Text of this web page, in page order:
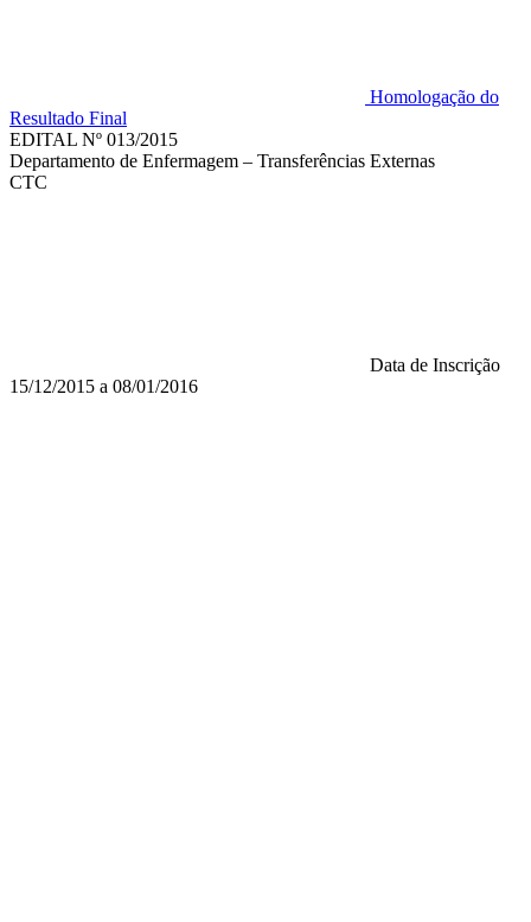
Homologação do
Resultado Final
EDITAL Nº 013/2015
Departamento de Enfermagem – Transferências Externas
CTC
Data de Inscrição
15/12/2015 a 08/01/2016